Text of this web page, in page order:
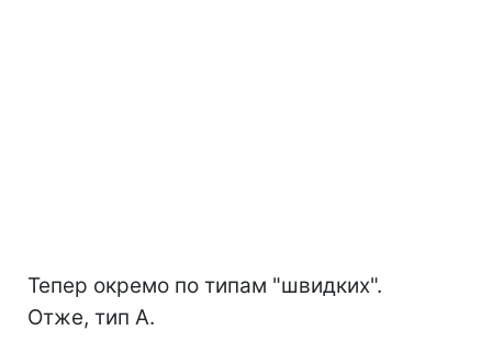
Тепер окремо по типам "швидких".
Отже, тип А.